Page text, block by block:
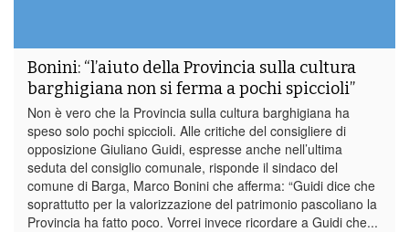
Bonini: “l’aiuto della Provincia sulla cultura
barghigiana non si ferma a pochi spiccioli”
Non è vero che la Provincia sulla cultura barghigiana ha
speso solo pochi spiccioli. Alle critiche del consigliere di
opposizione Giuliano Guidi, espresse anche nell’ultima
seduta del consiglio comunale, risponde il sindaco del
comune di Barga, Marco Bonini che afferma: “Guidi dice che
soprattutto per la valorizzazione del patrimonio pascoliano la
Provincia ha fatto poco. Vorrei invece ricordare a Guidi che...